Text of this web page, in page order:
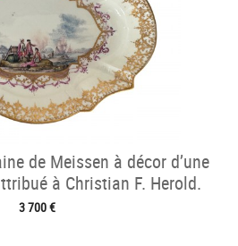
de Meissen à décor d’une
à Christian F. Herold.
3 700 €